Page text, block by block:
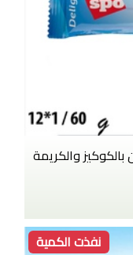
20 غم بروتين بالكوكيز والكريمة
نفذت الكمية